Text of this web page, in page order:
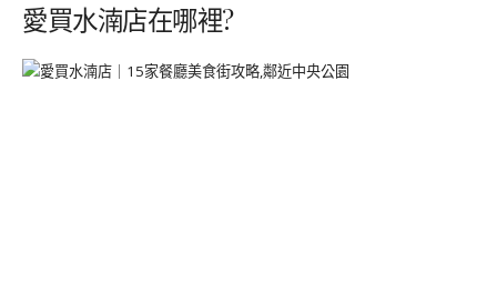
愛買水湳店在哪裡?